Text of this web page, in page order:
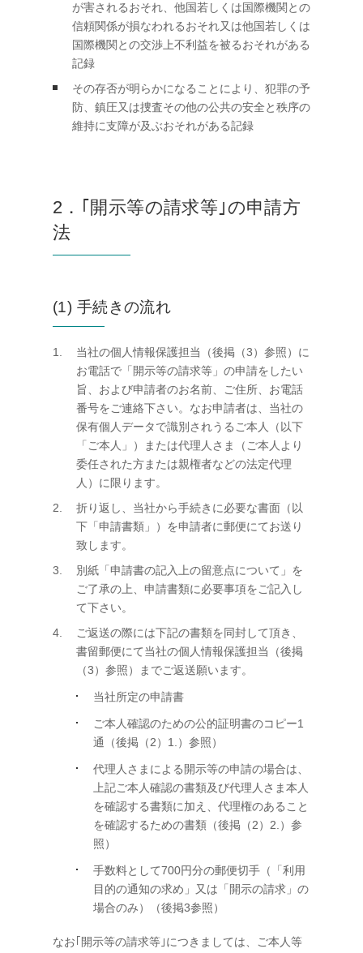
が害されるおそれ、他国若しくは国際機関との
信頼関係が損なわれるおそれ又は他国若しくは
国際機関との交渉上不利益を被るおそれがある
記録
その存否が明らかになることにより、犯罪の予
防、鎮圧又は捜査その他の公共の安全と秩序の
維持に支障が及ぶおそれがある記録
2．｢開示等の請求等｣の申請方
法
(1) 手続きの流れ
当社の個人情報保護担当（後掲（3）参照）に
お電話で「開示等の請求等」の申請をしたい
旨、および申請者のお名前、ご住所、お電話
番号をご連絡下さい。なお申請者は、当社の
保有個人データで識別されうるご本人（以下
「ご本人」）または代理人さま（ご本人より
委任された方または親権者などの法定代理
人）に限ります。
折り返し、当社から手続きに必要な書面（以
下「申請書類」）を申請者に郵便にてお送り
致します。
別紙「申請書の記入上の留意点について」を
ご了承の上、申請書類に必要事項をご記入し
て下さい。
ご返送の際には下記の書類を同封して頂き、
書留郵便にて当社の個人情報保護担当（後掲
（3）参照）までご返送願います。
当社所定の申請書
ご本人確認のための公的証明書のコピー1
通（後掲（2）1.）参照）
代理人さまによる開示等の申請の場合は、
上記ご本人確認の書類及び代理人さま本人
を確認する書類に加え、代理権のあること
を確認するための書類（後掲（2）2.）参
照）
手数料として700円分の郵便切手（「利用
目的の通知の求め」又は「開示の請求」の
場合のみ）（後掲3参照）
なお｢開示等の請求等｣につきましては、ご本人等